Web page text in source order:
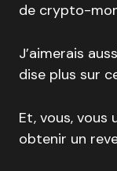
de crypto-
J’aimerais
dise plus sur
Et, vous, vous
obtenir un